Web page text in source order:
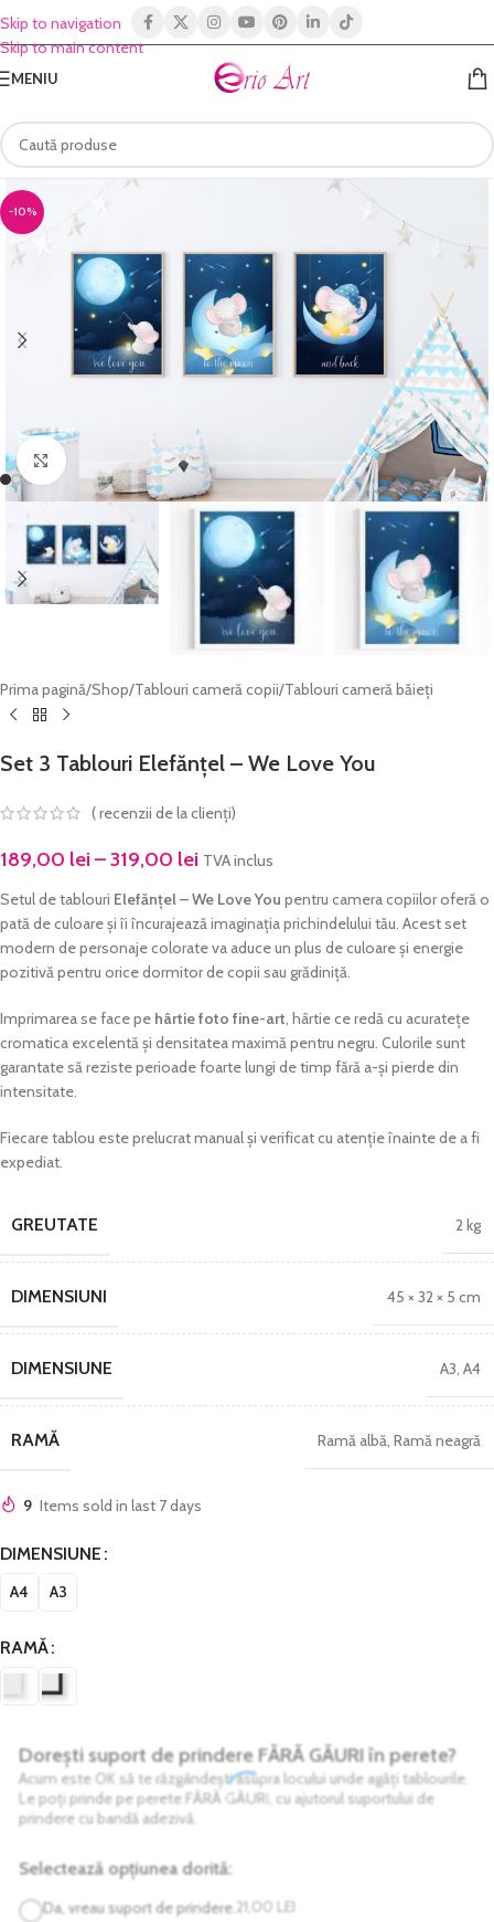
Skip to navigation
Skip to main content
MENIU
-10%
Click to enlarge
Prima pagină/Shop/Tablouri cameră copii/Tablouri cameră băieți
Set 3 Tablouri Elefănțel – We Love You
(recenzii de la clienți)
189,00 lei –319,00 lei TVA inclus
Setul de tablouri Elefănțel – We Love You pentru camera copiilor oferă o
pată de culoare și îi încurajează imaginația prichindelului tău. Acest set
modern de personaje colorate va aduce un plus de culoare și energie
pozitivă pentru orice dormitor de copii sau grădiniță.
Imprimarea se face pe hârtie foto fine-art , hârtie ce redă cu acuratețe
cromatica excelentă și densitatea maximă pentru negru. Culorile sunt
garantate să reziste perioade foarte lungi de timp fără a-și pierde din
intensitate.
Fiecare tablou este prelucrat manual și verificat cu atenție înainte de a fi
expediat.
GREUTATE 2 kg
DIMENSIUNI 45 × 32 × 5 cm
DIMENSIUNE A3 A4
RAMĂ Ramă albă Ramă neagră
9 Items sold in last 7 days
DIMENSIUNE
A4 A3
RAMĂ
Dorești suport de prindere FĂRĂ GĂURI în perete?
Acum este OK să te răzgândești asupra locului unde agăți tablourile.
Le poți prinde pe perete FĂRĂ GĂURI, cu ajutorul suportului de
prindere cu bandă adezivă.
Selectează opțiunea dorită:
Da, vreau suport de prindere. 21,00 LEI